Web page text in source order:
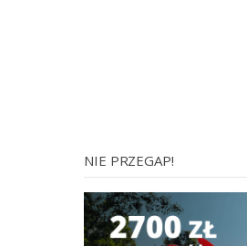
NIE PRZEGAP!